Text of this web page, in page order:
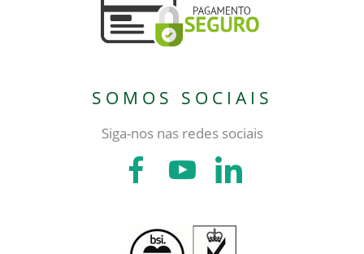
SOMOS SOCIAIS
Siga-nos nas redes sociais